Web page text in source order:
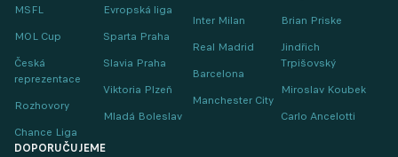
MSFL
MOL Cup
Česká
reprezentace
Rozhovory
Chance Liga
Evropská liga
Sparta Praha
Slavia Praha
Viktoria Plzeň
Mladá Boleslav
Inter Milan
Real Madrid
Barcelona
Manchester City
Brian Priske
Jindřich
Trpišovský
Miroslav Koubek
Carlo Ancelotti
DOPORUČUJEME